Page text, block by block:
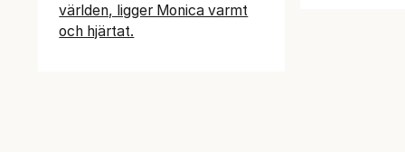
världen, ligger Monica varmt
och hjärtat.